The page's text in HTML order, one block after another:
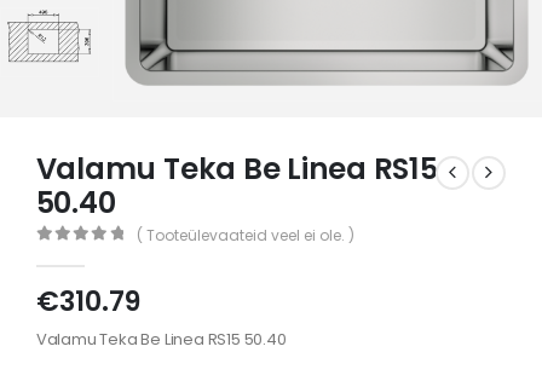
Valamu Teka Be Linea RS15
50.40
( Tooteülevaateid veel ei ole. )
€310.79
Valamu Teka Be Linea RS15 50.40